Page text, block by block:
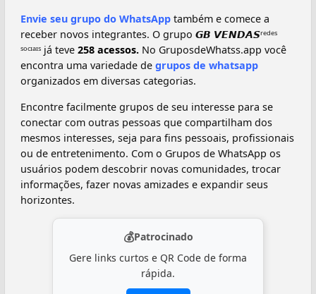
Envie seu grupo do WhatsApp também e comece a
receber novos integrantes. O grupo 𝙂𝘽 𝙑𝙀𝙉𝘿𝘼𝙎ʳᵉᵈᵉˢ
ˢᵒᶜᶦᵃᶦˢ já teve 258 acessos. No GruposdeWhatss.app você
encontra uma variedade de grupos de whatsapp
organizados em diversas categorias.
Encontre facilmente grupos de seu interesse para se
conectar com outras pessoas que compartilham dos
mesmos interesses, seja para fins pessoais, profissionais
ou de entretenimento. Com o Grupos de WhatsApp os
usuários podem descobrir novas comunidades, trocar
informações, fazer novas amizades e expandir seus
horizontes.
💰Patrocinado
Gere links curtos e QR Code de forma
rápida.